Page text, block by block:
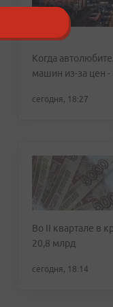
Когда
машин из-за цен
сегодня, 18:27
Во II квартале в
20,8 млрд
сегодня, 18:14